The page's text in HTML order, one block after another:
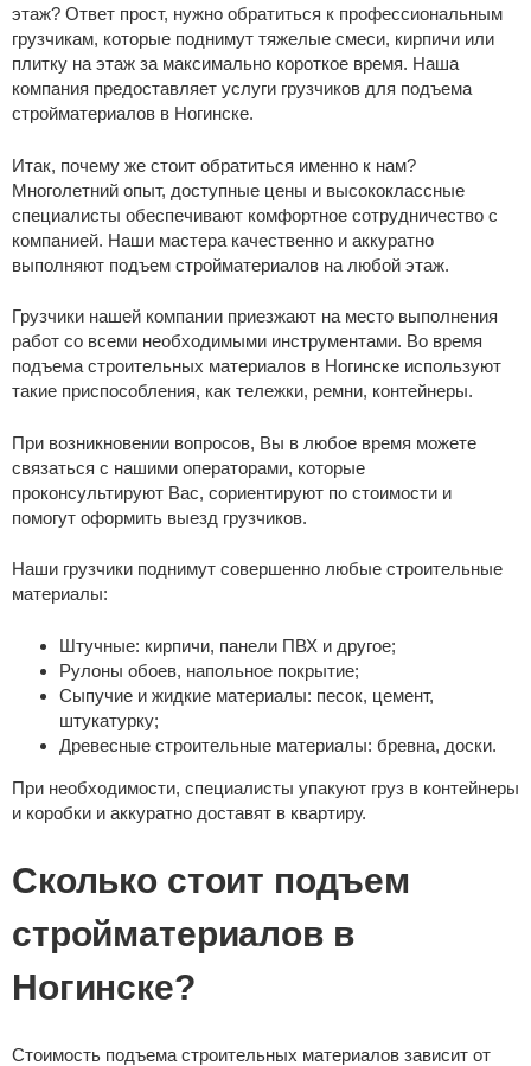
этаж? Ответ прост, нужно обратиться к профессиональным
грузчикам, которые поднимут тяжелые смеси, кирпичи или
плитку на этаж за максимально короткое время. Наша
компания предоставляет услуги грузчиков для подъема
стройматериалов в Ногинске.
Итак, почему же стоит обратиться именно к нам?
Многолетний опыт, доступные цены и высококлассные
специалисты обеспечивают комфортное сотрудничество с
компанией. Наши мастера качественно и аккуратно
выполняют подъем стройматериалов на любой этаж.
Грузчики нашей компании приезжают на место выполнения
работ со всеми необходимыми инструментами. Во время
подъема строительных материалов в Ногинске используют
такие приспособления, как тележки, ремни, контейнеры.
При возникновении вопросов, Вы в любое время можете
связаться с нашими операторами, которые
проконсультируют Вас, сориентируют по стоимости и
помогут оформить выезд грузчиков.
Наши грузчики поднимут совершенно любые строительные
материалы:
Штучные: кирпичи, панели ПВХ и другое;
Рулоны обоев, напольное покрытие;
Сыпучие и жидкие материалы: песок, цемент,
штукатурку;
Древесные строительные материалы: бревна, доски.
При необходимости, специалисты упакуют груз в контейнеры
и коробки и аккуратно доставят в квартиру.
Сколько стоит подъем
стройматериалов в
Ногинске?
Стоимость подъема строительных материалов зависит от